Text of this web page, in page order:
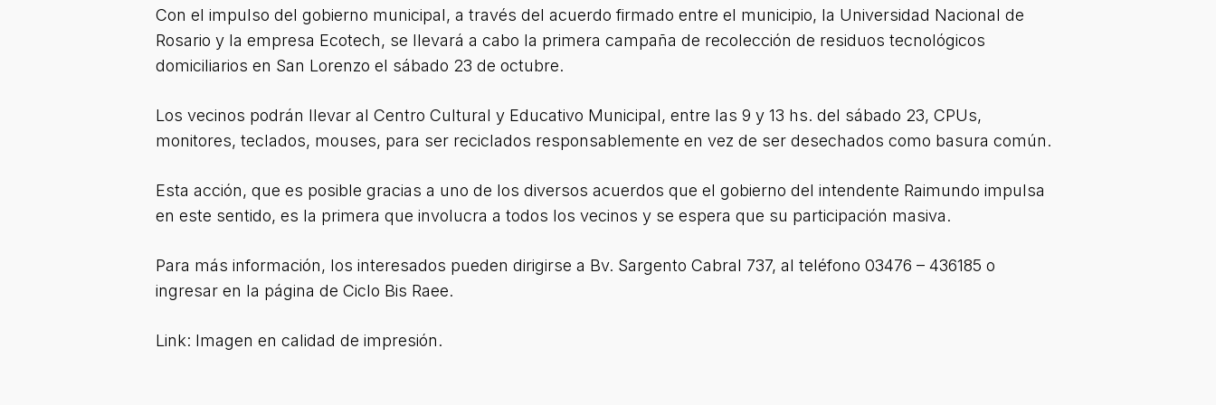
Con el impulso del gobierno municipal, a través del acuerdo firmado entre el municipio, la Universidad Nacional de
Rosario y la empresa Ecotech, se llevará a cabo la primera campaña de recolección de residuos tecnológicos
domiciliarios en San Lorenzo el sábado 23 de octubre.
Los vecinos podrán llevar al Centro Cultural y Educativo Municipal, entre las 9 y 13 hs. del sábado 23, CPUs,
monitores, teclados, mouses, para ser reciclados responsablemente en vez de ser desechados como basura común.
Esta acción, que es posible gracias a uno de los diversos acuerdos que el gobierno del intendente Raimundo impulsa
en este sentido, es la primera que involucra a todos los vecinos y se espera que su participación masiva.
Para más información, los interesados pueden dirigirse a Bv. Sargento Cabral 737, al teléfono 03476 – 436185 o
ingresar en la página de Ciclo Bis Raee.
Link: Imagen en calidad de impresión.